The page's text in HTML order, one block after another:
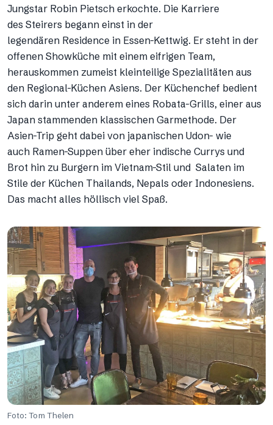
Jungstar Robin Pietsch erkochte. Die Karriere
des Steirers begann einst in der
legendären Residence in Essen-Kettwig. Er steht in der
offenen Showküche mit einem eifrigen Team,
herauskommen zumeist kleinteilige Spezialitäten aus
den Regional-Küchen Asiens. Der Küchenchef bedient
sich darin unter anderem eines Robata-Grills, einer aus
Japan stammenden klassischen Garmethode. Der
Asien-Trip geht dabei von japanischen Udon- wie
auch Ramen-Suppen über eher indische Currys und
Brot hin zu Burgern im Vietnam-Stil und Salaten im
Stile der Küchen Thailands, Nepals oder Indonesiens.
Das macht alles höllisch viel Spaß.
Foto: Tom Thelen